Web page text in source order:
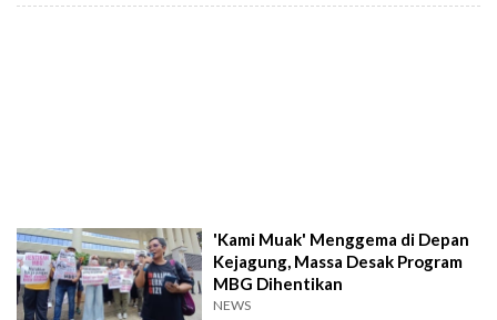
'Kami Muak' Menggema di Depan
Kejagung, Massa Desak Program
MBG Dihentikan
NEWS